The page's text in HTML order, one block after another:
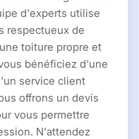
d'experts utilise
respectueux de
toiture propre et
bénéficiez d'une
service client
offrons un devis
vous permettre
N'attendez